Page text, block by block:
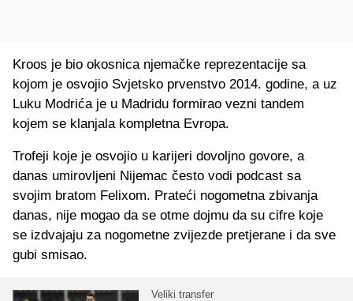
Kroos je bio okosnica njemačke reprezentacije sa
kojom je osvojio Svjetsko prvenstvo 2014. godine, a uz
Luku Modrića je u Madridu formirao vezni tandem
kojem se klanjala kompletna Evropa.
Trofeji koje je osvojio u karijeri dovoljno govore, a
danas umirovljeni Nijemac često vodi podcast sa
svojim bratom Felixom. Prateći nogometna zbivanja
danas, nije mogao da se otme dojmu da su cifre koje
se izdvajaju za nogometne zvijezde pretjerane i da sve
gubi smisao.
Veliki transfer